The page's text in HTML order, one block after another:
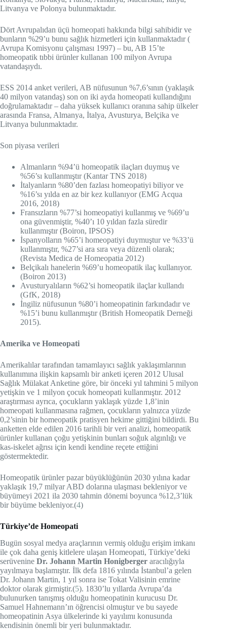
Litvanya ve Polonya bulunmaktadır.
Dört Avrupalıdan üçü homeopati hakkında bilgi sahibidir ve
bunların %29’u bunu sağlık hizmetleri için kullanmaktadır (
Avrupa Komisyonu çalışması 1997) – bu, AB 15’te
homeopatik tıbbi ürünler kullanan 100 milyon Avrupa
vatandaşıydı.
ESS 2014 anket verileri, AB nüfusunun %7,6’sının (yaklaşık
40 milyon vatandaş) son on iki ayda homeopati kullandığını
doğrulamaktadır – daha yüksek kullanıcı oranına sahip ülkeler
arasında Fransa, Almanya, İtalya, Avusturya, Belçika ve
Litvanya bulunmaktadır.
Son piyasa verileri
Almanların %94’ü homeopatik ilaçları duymuş ve
%56’sı kullanmıştır (Kantar TNS 2018)
İtalyanların %80’den fazlası homeopatiyi biliyor ve
%16’sı yılda en az bir kez kullanıyor (EMG Acqua
2016, 2018)
Fransızların %77’si homeopatiyi kullanmış ve %69’u
ona güvenmiştir, %40’ı 10 yıldan fazla süredir
kullanmıştır (Boiron, IPSOS)
İspanyolların %65’i homeopatiyi duymuştur ve %33’ü
kullanmıştır, %27’si ara sıra veya düzenli olarak;
(Revista Medica de Homeopatia 2012)
Belçikalı hanelerin %69’u homeopatik ilaç kullanıyor.
(Boiron 2013)
Avusturyalıların %62’si homeopatik ilaçlar kullandı
(GfK, 2018)
İngiliz nüfusunun %80’i homeopatinin farkındadır ve
%15’i bunu kullanmıştır (British Homeopatik Derneği
2015).
Amerika ve Homeopati
Amerikalılar tarafından tamamlayıcı sağlık yaklaşımlarının
kullanımına ilişkin kapsamlı bir anketi içeren 2012 Ulusal
Sağlık Mülakat Anketine göre, bir önceki yıl tahmini 5 milyon
yetişkin ve 1 milyon çocuk homeopati kullanmıştır. 2012
araştırması ayrıca, çocukların yaklaşık yüzde 1,8’inin
homeopati kullanmasına rağmen, çocukların yalnızca yüzde
0,2’sinin bir homeopatik pratisyen hekime gittiğini bildirdi. Bu
anketten elde edilen 2016 tarihli bir veri analizi, homeopatik
ürünler kullanan çoğu yetişkinin bunları soğuk algınlığı ve
kas-iskelet ağrısı için kendi kendine reçete ettiğini
göstermektedir.
Homeopatik ürünler pazar büyüklüğünün 2030 yılına kadar
yaklaşık 19,7 milyar ABD dolarına ulaşması bekleniyor ve
büyümeyi 2021 ila 2030 tahmin dönemi boyunca %12,3’lük
bir büyüme bekleniyor.(4)
Türkiye’de Homeopati
Bugün sosyal medya araçlarının vermiş olduğu erişim imkanı
ile çok daha geniş kitlelere ulaşan Homeopati, Türkiye’deki
serüvenine Dr. Johann Martin Honigberger aracılığıyla
yayılmaya başlamıştır. İlk defa 1816 yılında İstanbul’a gelen
Dr. Johann Martin, 1 yıl sonra ise Tokat Valisinin emrine
doktor olarak girmiştir.(5). 1830’lu yıllarda Avrupa’da
bulunurken tanışmış olduğu homeopatinin kurucusu Dr.
Samuel Hahnemann’ın öğrencisi olmuştur ve bu sayede
homeopatinin Asya ülkelerinde ki yayılımı konusunda
kendisinin önemli bir yeri bulunmaktadır.